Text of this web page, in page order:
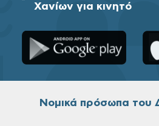
Χανίων για κινητό
Νομικά πρόσωπα του